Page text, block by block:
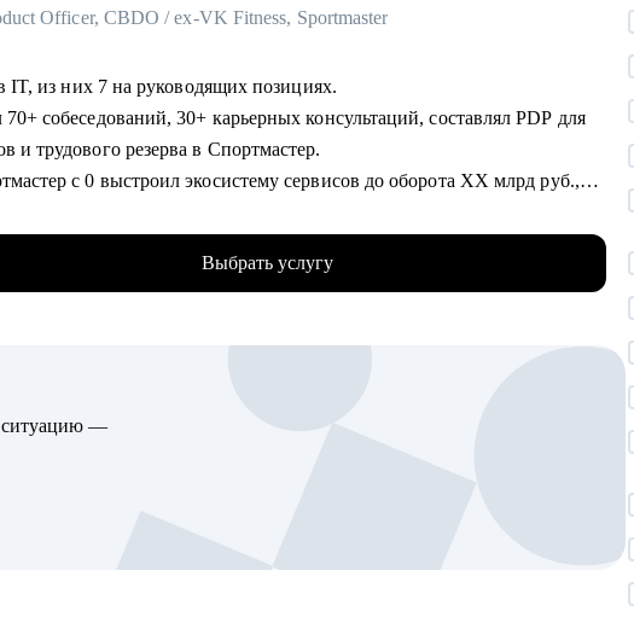
«продающее» резюме (самостоятельно пропишу все блоки)
к прохождению собеседований любого формата
между несколькими предложениями о работе и др.
услуг, медицины, онлайн-сервисов и из госструктур по функциям:
технический блок, строительство
Officer, CBDO / ex-VK Fitness, Sportmaster
• 12 лет в IT, из них 7 на руководящих позициях.
30+ карьерных консультаций, составлял PDP для
и трудового резерва в Спортмастер.
с 0 выстроил экосистему сервисов до оборота ХХ млрд руб.,
- XX млн MAU (стратегия,
партнерства).
по карьерному треку, росту внутри крупных организаций.
Выбрать услугу
ситуацию —